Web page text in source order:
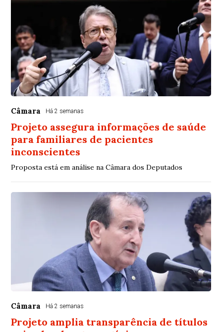
Câmara Há 2 semanas
Projeto assegura informações de saúde
para familiares de pacientes
inconscientes
Proposta está em análise na Câmara dos Deputados
Câmara Há 2 semanas
Projeto amplia transparência de títulos